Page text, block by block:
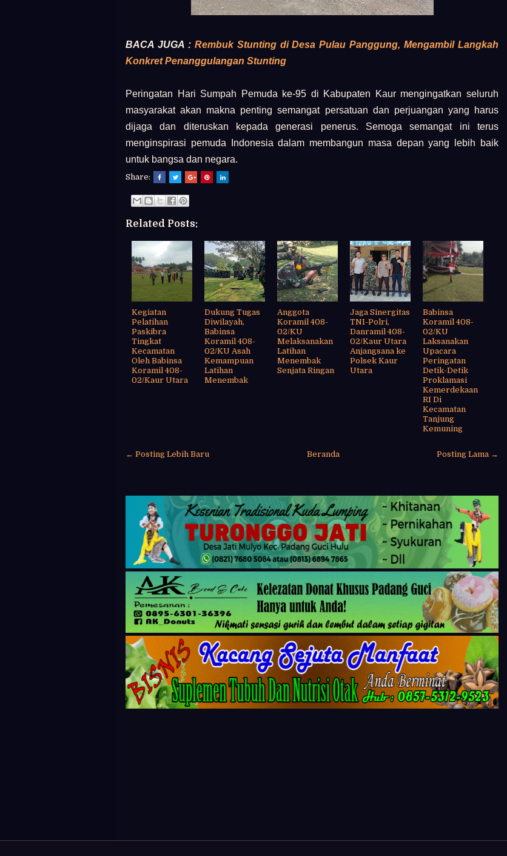
BACA JUGA : Rembuk Stunting di Desa Pulau Panggung, Mengambil Langkah
Konkret Penanggulangan Stunting
Peringatan Hari Sumpah Pemuda ke-95 di Kabupaten Kaur mengingatkan seluruh
masyarakat akan makna penting semangat persatuan dan perjuangan yang harus
dijaga dan diteruskan kepada generasi penerus. Semoga semangat ini terus
menginspirasi pemuda Indonesia dalam membangun masa depan yang lebih baik
untuk bangsa dan negara.
Share:
Related Posts:
Kegiatan
Pelatihan
Paskibra
Tingkat
Kecamatan
Oleh Babinsa
Koramil 408-
02/Kaur Utara
Dukung Tugas
Diwilayah,
Babinsa
Koramil 408-
02/KU Asah
Kemampuan
Latihan
Menembak
Anggota
Koramil 408-
02/KU
Melaksanakan
Latihan
Menembak
Senjata Ringan
Jaga Sinergitas
TNI-Polri,
Danramil 408-
02/Kaur Utara
Anjangsana ke
Polsek Kaur
Utara
Babinsa
Koramil 408-
02/KU
Laksanakan
Upacara
Peringatan
Detik-Detik
Proklamasi
Kemerdekaan
RI Di
Kecamatan
Tanjung
Kemuning
← Posting Lebih Baru Posting Lama →
Beranda